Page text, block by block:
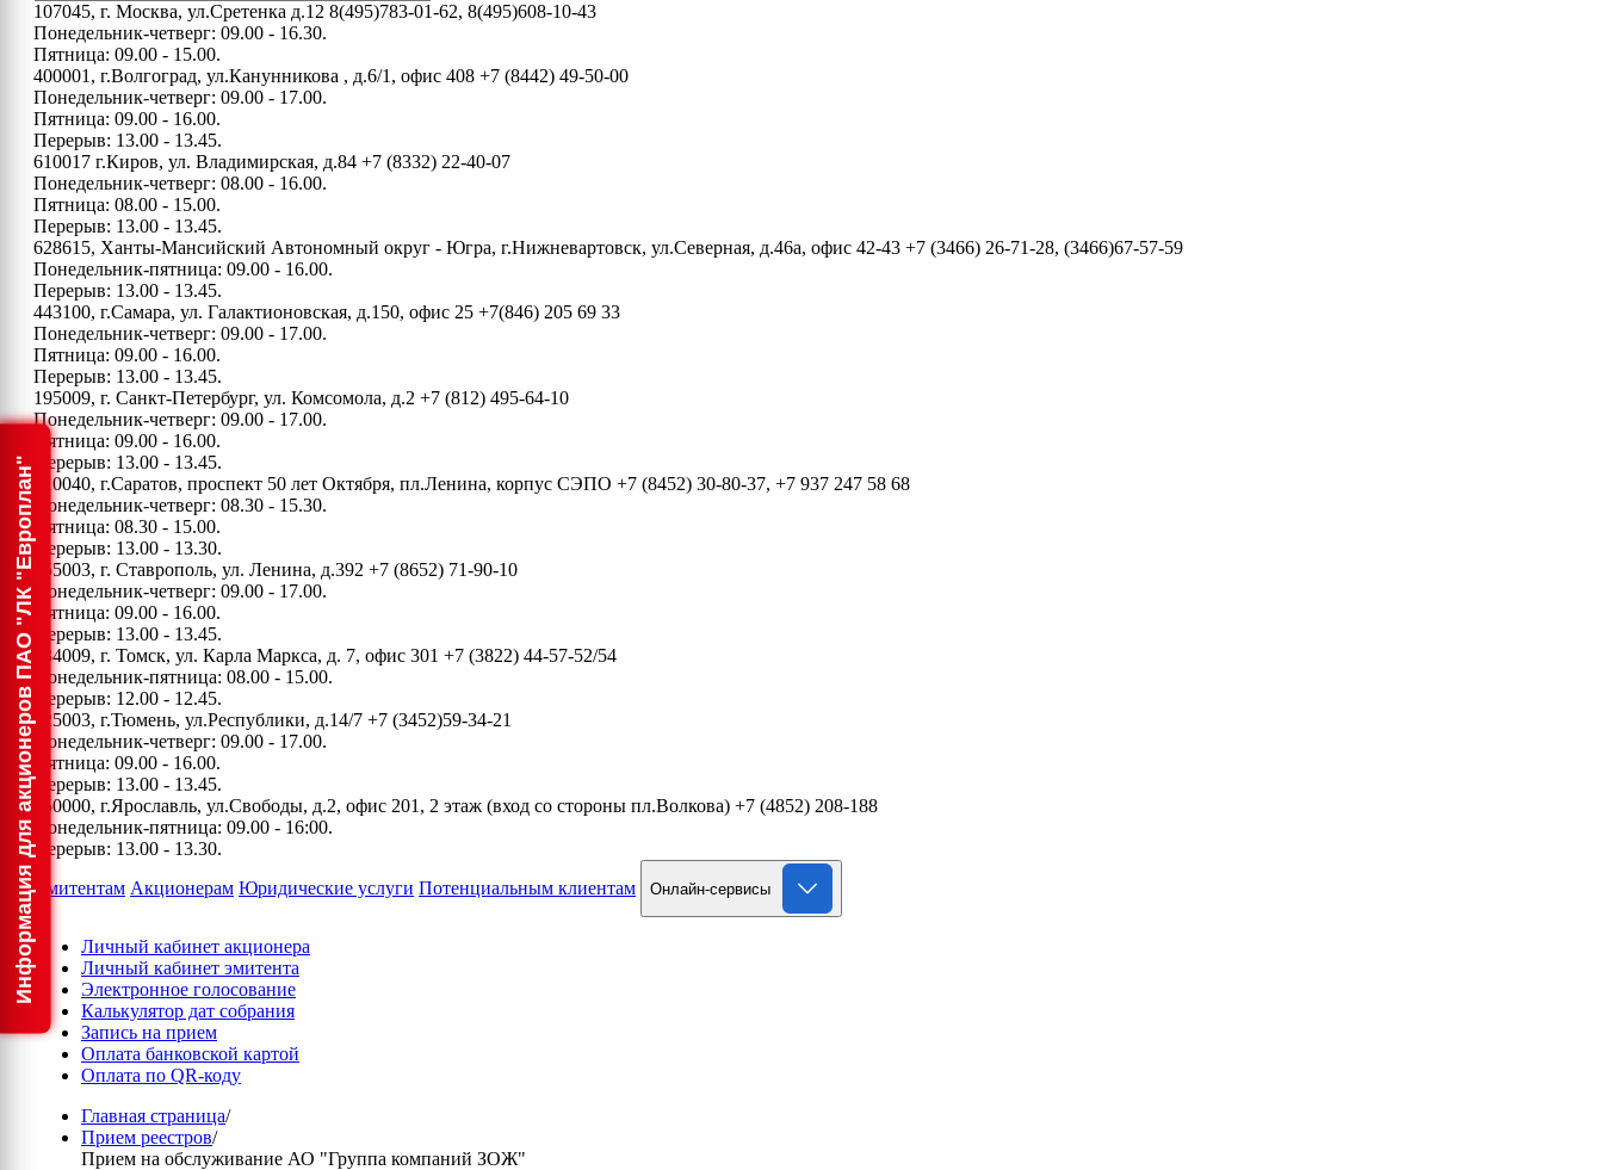
Информация для акционеров ПАО "ЛК "Европлан"
107045, г. Москва, ул.Сретенка д.12 8(495)783-01-62, 8(495)608-10-43
Понедельник-четверг: 09.00 - 16.30.
Пятница: 09.00 - 15.00.
400001, г.Волгоград, ул.Канунникова , д.6/1, офис 408 +7 (8442) 49-50-00
Понедельник-четверг: 09.00 - 17.00.
Пятница: 09.00 - 16.00.
Перерыв: 13.00 - 13.45.
610017 г.Киров, ул. Владимирская, д.84 +7 (8332) 22-40-07
Понедельник-четверг: 08.00 - 16.00.
Пятница: 08.00 - 15.00.
Перерыв: 13.00 - 13.45.
628615, Ханты-Мансийский Автономный округ - Югра, г.Нижневартовск, ул.Северная, д.46а, офис 42-43 +7 (3466) 26-71-28, (3466)67-57-59
Понедельник-пятница: 09.00 - 16.00.
Перерыв: 13.00 - 13.45.
443100, г.Самара, ул. Галактионовская, д.150, офис 25 +7(846) 205 69 33
Понедельник-четверг: 09.00 - 17.00.
Пятница: 09.00 - 16.00.
Перерыв: 13.00 - 13.45.
195009, г. Санкт-Петербург, ул. Комсомола, д.2 +7 (812) 495-64-10
Понедельник-четверг: 09.00 - 17.00.
Пятница: 09.00 - 16.00.
Перерыв: 13.00 - 13.45.
410040, г.Саратов, проспект 50 лет Октября, пл.Ленина, корпус СЭПО +7 (8452) 30-80-37, +7 937 247 58 68
Понедельник-четверг: 08.30 - 15.30.
Пятница: 08.30 - 15.00.
Перерыв: 13.00 - 13.30.
355003, г. Ставрополь, ул. Ленина, д.392 +7 (8652) 71-90-10
Понедельник-четверг: 09.00 - 17.00.
Пятница: 09.00 - 16.00.
Перерыв: 13.00 - 13.45.
634009, г. Томск, ул. Карла Маркса, д. 7, офис 301 +7 (3822) 44-57-52/54
Понедельник-пятница: 08.00 - 15.00.
Перерыв: 12.00 - 12.45.
625003, г.Тюмень, ул.Республики, д.14/7 +7 (3452)59-34-21
Понедельник-четверг: 09.00 - 17.00.
Пятница: 09.00 - 16.00.
Перерыв: 13.00 - 13.45.
150000, г.Ярославль, ул.Свободы, д.2, офис 201, 2 этаж (вход со стороны пл.Волкова) +7 (4852) 208-188
Понедельник-пятница: 09.00 - 16:00.
Перерыв: 13.00 - 13.30.
Эмитентам Акционерам Юридические услуги Потенциальным клиентам Онлайн-сервисы
Личный кабинет акционера
Личный кабинет эмитента
Электронное голосование
Калькулятор дат собрания
Запись на прием
Оплата банковской картой
Оплата по QR-коду
Главная страница/
Прием реестров/
Прием на обслуживание АО "Группа компаний ЗОЖ"